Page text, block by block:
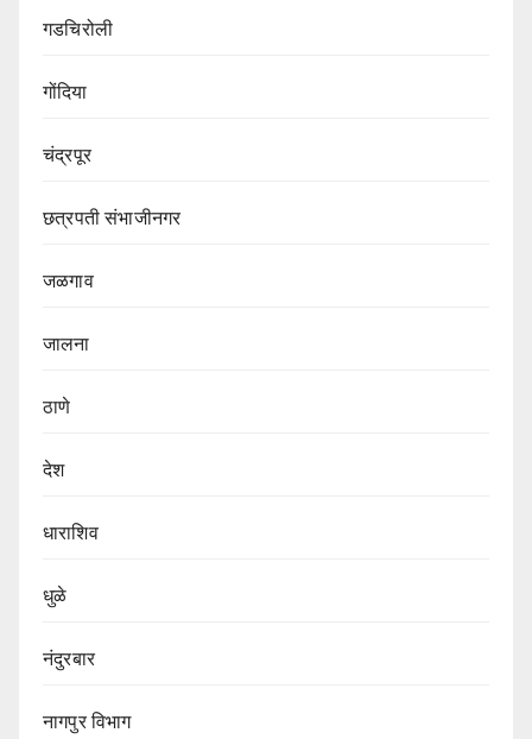
गडचिरोली
गोंदिया
चंद्रपूर
छत्रपती संभाजीनगर
जळगाव
जालना
ठाणे
देश
धाराशिव
धुळे
नंदुरबार
नागपुर‌ विभाग‌